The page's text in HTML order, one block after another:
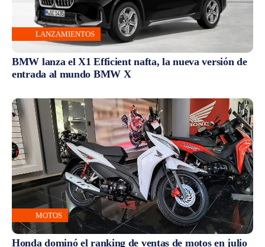
LANZAMIENTOS
BMW lanza el X1 Efficient nafta, la nueva versión de
entrada al mundo BMW X
MOTOS
Honda dominó el ranking de ventas de motos en julio